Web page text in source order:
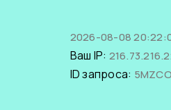
2026-08-08
Ваш IP:
ID запроса: